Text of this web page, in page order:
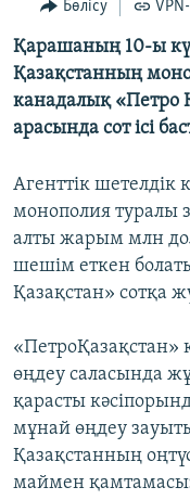
АРНАЙЫ ЖОБАЛАР
Русский
ЖАЗЫЛЫҢЫЗ
Басқа тілдерде
Бөлісу
Қарашаның 10-ы
Қазақстанның
канадалық «Петро
арасында сот ісі
Агенттік
монополия туралы
алты жарым млн
шешім еткен
Қазақстан» сотқа
өңдеу саласында
қарасты
мұнай өңдеу
Қазақстанның
маймен